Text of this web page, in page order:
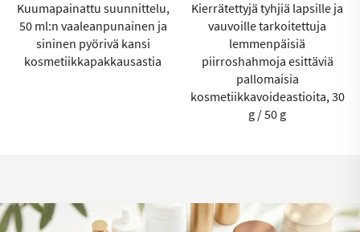
Kuumapainattu suunnittelu,
50 ml:n vaaleanpunainen ja
sininen pyörivä kansi
kosmetiikkapakkausastia
Kierrätettyjä tyhjiä lapsille ja
vauvoille tarkoitettuja
lemmenpäisiä
piirroshahmoja esittäviä
pallomaisia
kosmetiikkavoideastioita, 30
g / 50 g